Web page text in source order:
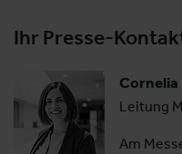
Ihr Presse-
Cornelia
Leitung
Am